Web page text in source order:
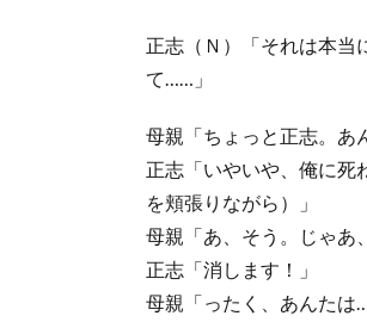
正志（Ｎ）「それは本当
て……」
母親「ちょっと正志。あ
正志「いやいや、俺に
を頬張りながら）」
母親「あ、そう。じゃあ
正志「消します！」
母親「ったく、あんたは